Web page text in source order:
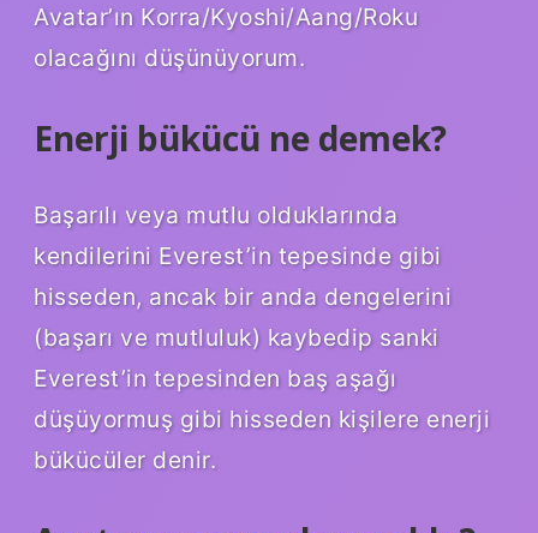
Avatar’ın Korra/Kyoshi/Aang/Roku
olacağını düşünüyorum.
Enerji bükücü ne demek?
Başarılı veya mutlu olduklarında
kendilerini Everest’in tepesinde gibi
hisseden, ancak bir anda dengelerini
(başarı ve mutluluk) kaybedip sanki
Everest’in tepesinden baş aşağı
düşüyormuş gibi hisseden kişilere enerji
bükücüler denir.